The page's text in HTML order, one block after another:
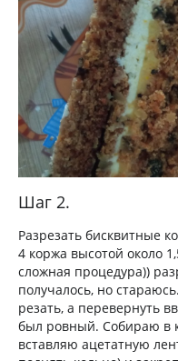
Шаг 2.
Разрезать бисквитные
4 коржа высотой около
сложная процедура))
получалось, но
резать, а перевернуть
был ровный. Собираю в
вставляю ацетатную